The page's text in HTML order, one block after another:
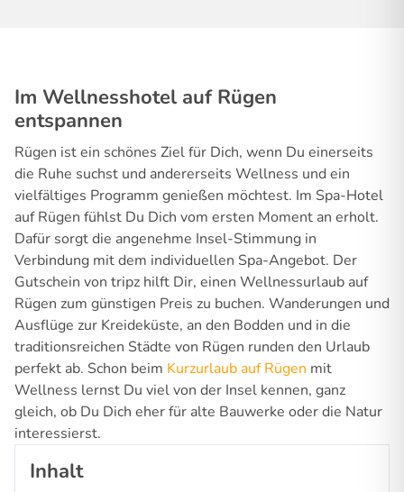
Im Wellnesshotel auf Rügen
entspannen
Rügen ist ein schönes Ziel für Dich, wenn Du einerseits
die Ruhe suchst und andererseits Wellness und ein
vielfältiges Programm genießen möchtest. Im Spa-Hotel
auf Rügen fühlst Du Dich vom ersten Moment an erholt.
Dafür sorgt die angenehme Insel-Stimmung in
Verbindung mit dem individuellen Spa-Angebot. Der
Gutschein von tripz hilft Dir, einen Wellnessurlaub auf
Rügen zum günstigen Preis zu buchen. Wanderungen und
Ausflüge zur Kreideküste, an den Bodden und in die
traditionsreichen Städte von Rügen runden den Urlaub
perfekt ab. Schon beim Kurzurlaub auf Rügen mit
Wellness lernst Du viel von der Insel kennen, ganz
gleich, ob Du Dich eher für alte Bauwerke oder die Natur
interessierst.
Inhalt